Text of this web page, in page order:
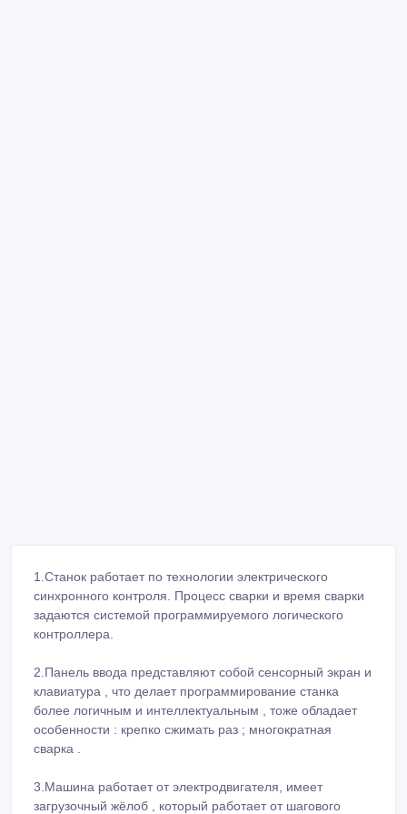
1.Станок работает по технологии электрического
синхронного контроля. Процесс сварки и время сварки
задаются системой программируемого логического
контроллера.
2.Панель ввода представляют собой сенсорный экран и
клавиатура , что делает программирование станка
более логичным и интеллектуальным , тоже обладает
особенности : крепко сжимать раз ; многократная
сварка .
3.Машина работает от электродвигателя, имеет
загрузочный жёлоб , который работает от шагового